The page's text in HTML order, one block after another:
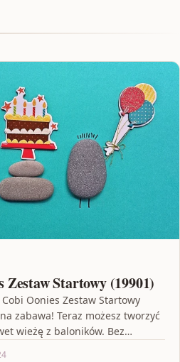
Startowy (19901)
Oonies Zestaw Startowy
zabawa! Teraz możesz tworzyć
wieżę z baloników. Bez…